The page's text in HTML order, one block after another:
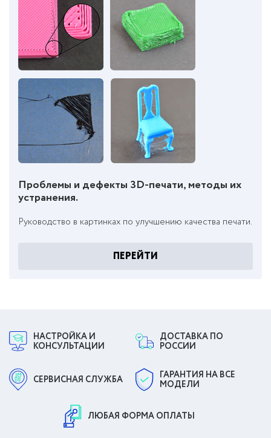
Проблемы и дефекты 3D-печати, методы их
устранения.
Руководство в картинках по улучшению качества печати.
ПЕРЕЙТИ
НАСТРОЙКА И
КОНСУЛЬТАЦИИ
ДОСТАВКА ПО
РОССИИ
СЕРВИСНАЯ СЛУЖБА
ГАРАНТИЯ НА ВСЕ
МОДЕЛИ
ЛЮБАЯ ФОРМА ОПЛАТЫ